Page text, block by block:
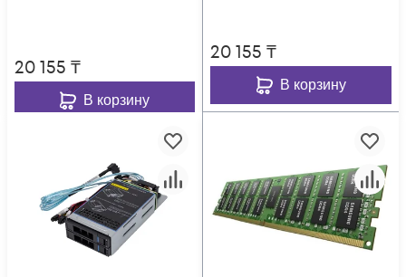
20 155 ₸
В корзину
20 155 ₸
В корзину